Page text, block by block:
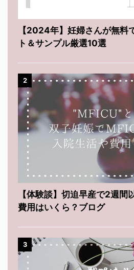
【2024年】妊婦さんが無料
ト＆サンプル厳選10選
2
【体験談】切迫早産で2週間
費用はいくら？ブログ
3